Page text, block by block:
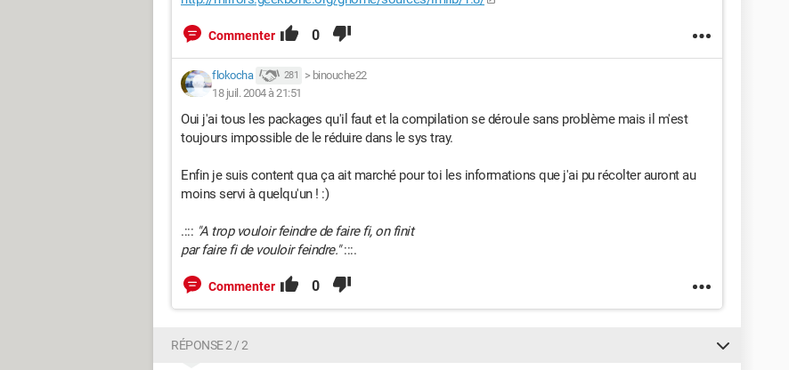
Commenter 0
flokocha 281 > binouche22
18 juil. 2004 à 21:51
Oui j'ai tous les packages qu'il faut et la compilation se déroule sans problème mais il m'est
toujours impossible de le réduire dans le sys tray.
Enfin je suis content qua ça ait marché pour toi les informations que j'ai pu récolter auront au
moins servi à quelqu'un ! :)
.::: "A trop vouloir feindre de faire fi, on finit
par faire fi de vouloir feindre.":::.
Commenter 0
RÉPONSE 2 / 2